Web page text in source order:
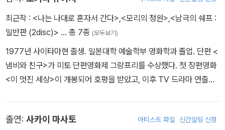
그러던 어느 날, 비축해놓은 라면이 다 떨어지고, 절망하는 대장님과
대원들을 위한 니시무라의 요리 인생 최대의 도전이 시작되는데…
예고편 / 특보 / TV 스팟
※ 모든 부가영상에 한글 자막 지원
최근작 : <나는 나대로 혼자서 간다>,<모리의 정원>,<남극의 쉐프 :
일반판 (2disc)> … 총 7종 (모두보기)
1977년 사이타마현 출생. 일본대학 예술학부 영화학과 졸업. 단편 <
냄비와 친구>가 미토 단편영화제 그랑프리를 수상했다. 첫 장편영화
<이 멋진 세상>이 개봉되어 호평을 받았고, 이후 TV 드라마 연출가
상 금상을 수상하기도 했다. <딱따구리와 비>로 보다 성숙해진 감성
출연: 사카이 마사토 아티스트 파일 신간알림 신청